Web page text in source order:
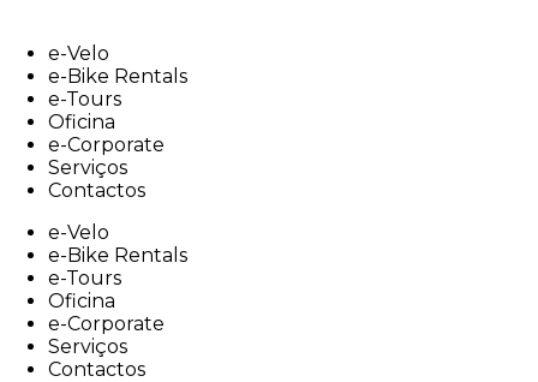
contente-Velo
e-Bike Rentals
e-Tours
Oficina
e-Corporate
Serviços
Contactos
e-Velo
e-Bike Rentals
e-Tours
Oficina
e-Corporate
Serviços
Contactos